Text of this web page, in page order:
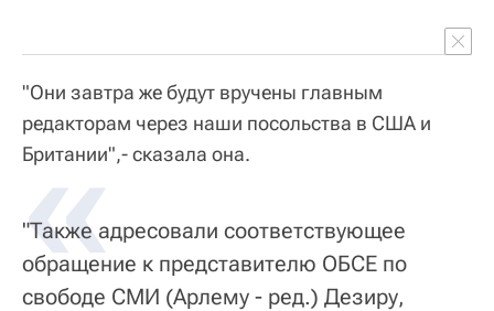
"Они завтра же будут вручены главным
редакторам через наши посольства в США и
Британии",- сказала она.
«
"Также адресовали соответствующее
обращение к представителю ОБСЕ по
свободе СМИ (Арлему - ред.) Дезиру,